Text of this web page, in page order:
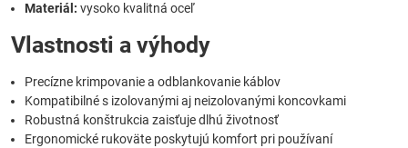
Materiál: vysoko kvalitná oceľ
Vlastnosti a výhody
Precízne krimpovanie a odblankovanie káblov
Kompatibilné s izolovanými aj neizolovanými koncovkami
Robustná konštrukcia zaisťuje dlhú životnosť
Ergonomické rukoväte poskytujú komfort pri používaní